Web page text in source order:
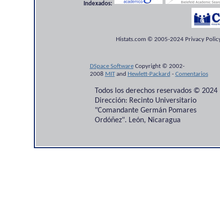
Indexados:
Histats.com © 2005-2024 Privacy
DSpace SoftwareCopyright © 2002-
2008 MITand Hewlett-Packard - Comentarios
Todos los derechos reservados © 2024
Dirección: Recinto Universitario
"Comandante Germán Pomares
Ordóñez". León, Nicaragua